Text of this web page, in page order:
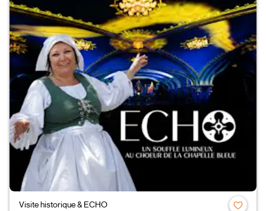
Visite historique & ECHO